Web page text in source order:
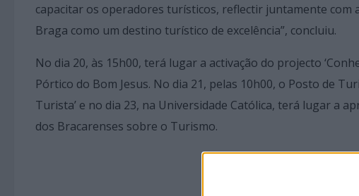
capacitar os operadores turísticos, reflectir juntamente
Braga como um destino turístico de excelência”, concluiu.
No dia 20, às 15h00, terá lugar a activação do projecto
Pórtico do Bom Jesus. No dia 21, pelas 10h00, o Posto de
Turista’ e no dia 23, na Universidade Católica, terá lugar a
dos Bracarenses sobre o Turismo.